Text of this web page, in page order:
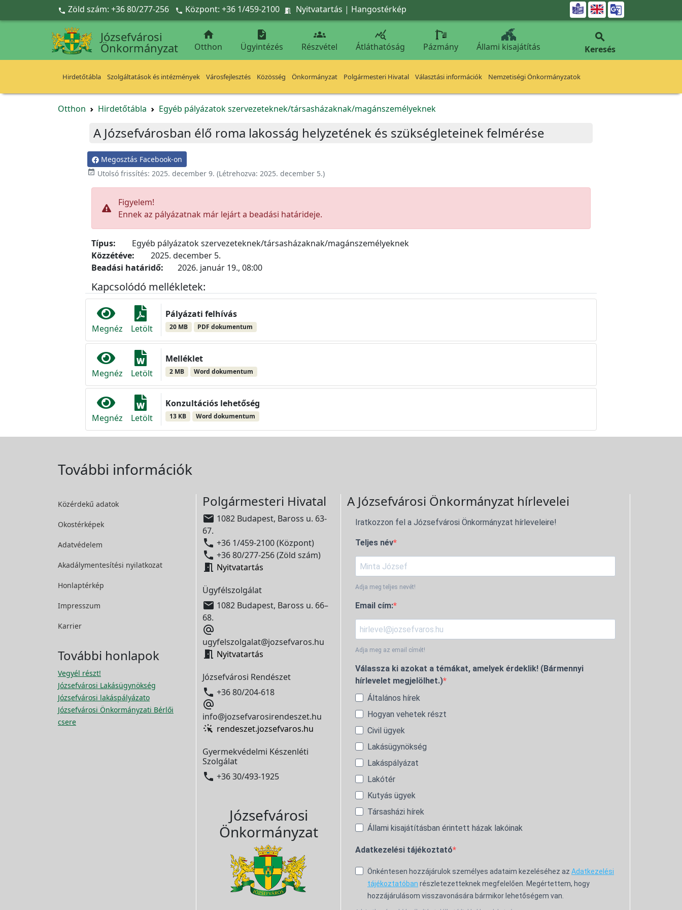
Ugrás a fő tartalomra
 Zöld szám: +36 80/277-256  Központ: +36 1/459-2100  Nyitvatartás | Hangostérkép 
Józsefvárosi
Önkormányzat

Otthon

Ügyintézés

Részvétel

Átláthatóság Pázmány Állami kisajátítás

Keresés
Hirdetőtábla Szolgáltatások és intézmények Városfejlesztés Közösség Önkormányzat Polgármesteri Hivatal Választási információk Nemzetiségi Önkormányzatok
Otthon Hirdetőtábla Egyéb pályázatok szervezeteknek/társasházaknak/magánszemélyeknek
A Józsefvárosban élő roma lakosság helyzetének és szükségleteinek felmérése
Megosztás Facebook-on
 Utolsó frissítés: 2025. december 9. (Létrehozva: 2025. december 5.)
Figyelem!
Ennek az pályázatnak már lejárt a beadási határideje.
Típus:
Egyéb pályázatok szervezeteknek/társasházaknak/magánszemélyeknek
Közzétéve:
2025. december 5.
Beadási határidő:
2026. január 19., 08:00
Kapcsolódó mellékletek:
Megnéz Letölt
Pályázati felhívás
20 MB PDF dokumentum
Megnéz Letölt
Melléklet
2 MB Word dokumentum
Megnéz Letölt
Konzultációs lehetőség
13 KB Word dokumentum
További információk
Közérdekű adatok
Okostérképek
Adatvédelem
Akadálymentesítési nyilatkozat
Honlaptérkép
Impresszum
Karrier
További honlapok
Vegyél részt!
Józsefvárosi Lakásügynökség
Józsefvárosi lakáspályázato
Józsefvárosi Önkormányzati Bérlői
csere
Polgármesteri Hivatal
 1082 Budapest, Baross u. 63-
67.
 +36 1/459-2100 (Központ)
 +36 80/277-256 (Zöld szám)
 Nyitvatartás
Ügyfélszolgálat
 1082 Budapest, Baross u. 66–
68.

ugyfelszolgalat@jozsefvaros.hu
 Nyitvatartás
Józsefvárosi Rendészet
 +36 80/204-618

info@jozsefvarosirendeszet.hu
rendeszet.jozsefvaros.hu
Gyermekvédelmi Készenléti
Szolgálat
 +36 30/493-1925
Józsefvárosi
Önkormányzat
A Józsefvárosi Önkormányzat hírlevelei
Iratkozzon fel a Józsefvárosi Önkormányzat hírleveleire!
Teljes név
Adja meg teljes nevét!
Email cím:
Adja meg az email címét!
Válassza ki azokat a témákat, amelyek érdeklik! (Bármennyi
hírlevelet megjelölhet.)
Általános hírek
Hogyan vehetek részt
Civil ügyek
Lakásügynökség
Lakáspályázat
Lakótér
Kutyás ügyek
Társasházi hírek
Állami kisajátításban érintett házak lakóinak
Adatkezelési tájékoztató
Önkéntesen hozzájárulok személyes adataim kezeléséhez az Adatkezelési
tájékoztatóban részletezetteknek megfelelően. Megértettem, hogy
hozzájárulásom visszavonására bármikor lehetőségem van.